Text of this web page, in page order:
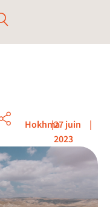
Hokhma
|27 juin
2023
|